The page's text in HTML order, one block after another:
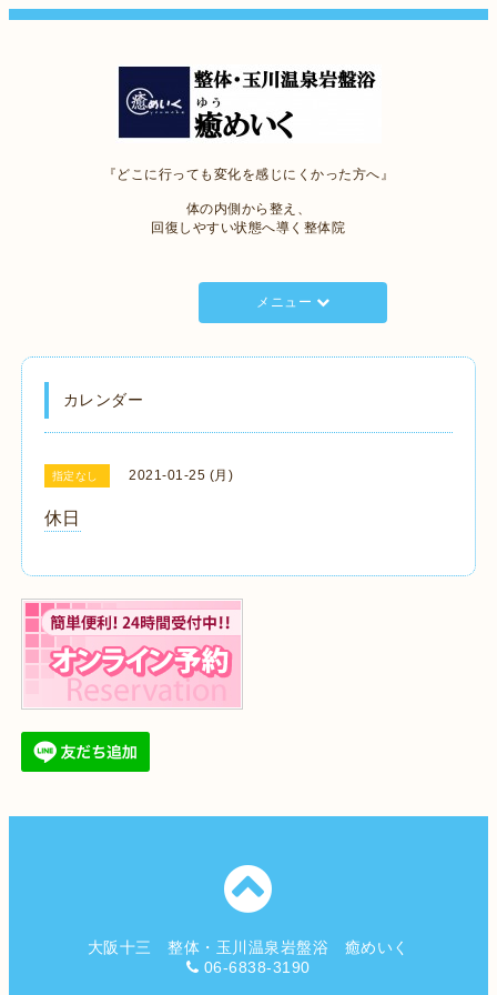
『どこに行っても変化を感じにくかった方へ』
体の内側から整え、
回復しやすい状態へ導く整体院
メニュー
カレンダー
指定なし 2021-01-25 (月)
休日
大阪十三 整体・玉川温泉岩盤浴 癒めいく
06-6838-3190